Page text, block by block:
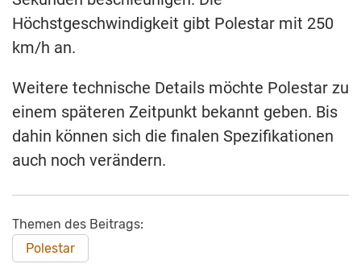
Höchstgeschwindigkeit gibt Polestar mit 250
km/h an.
Weitere technische Details möchte Polestar zu
einem späteren Zeitpunkt bekannt geben. Bis
dahin können sich die finalen Spezifikationen
auch noch verändern.
Themen des Beitrags:
Polestar